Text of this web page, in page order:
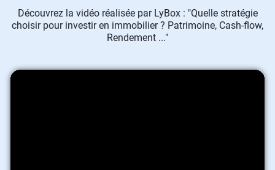
Découvrez la vidéo réalisée par LyBox : "Quelle stratégie
choisir pour investir en immobilier ? Patrimoine, Cash-flow,
Rendement ..."